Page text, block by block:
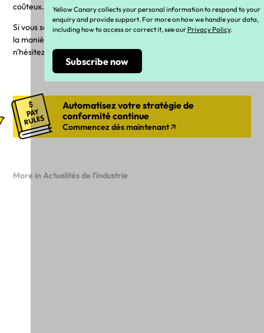
coûteux.
Si vous souhaitez en savoir plus sur Always On Compliance et sur
la manière dont elle pourrait convenir à votre entreprise,
n'hésitez pas àentrer en contact.
Automatisez votre stratégie de
conformité continue
Commencez dès maintenant
More in Actualités de l'industrie
Yellow Canary collects your personal information to respond to your
enquiry and provide support. For more on how we handle your data,
including how to access or correct it, see our Privacy Policy.